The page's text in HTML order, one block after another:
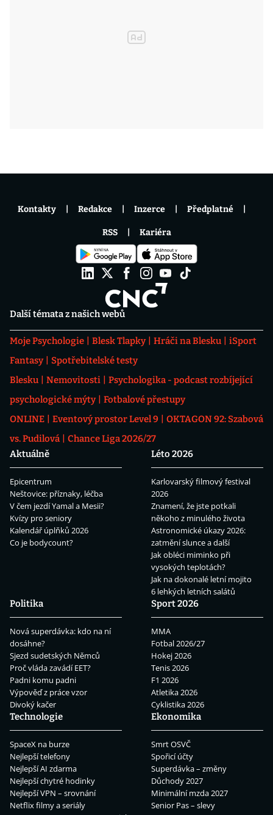
Další témata z našich webů
Moje Psychologie Blesk Tlapky Hráči na Blesku
iSport
Fantasy
Spotřebitelské testy
Blesku
Nemovitosti
Psychologika - podcast rozbíjející
psychologické mýty
Fotbalové přestupy
ONLINE
Eventový prostor Level 9
OKTAGON 92: Szabová
vs. Pudilová
Chance Liga 2026/27
Aktuálně
Epicentrum
Neštovice: příznaky, léčba
V čem jezdí Yamal a Mesii?
Kvízy pro seniory
Kalendář úplňků 2026
Co je bodycount?
Léto 2026
Karlovarský filmový festival
2026
Znamení, že jste potkali
někoho z minulého života
Astronomické úkazy 2026:
zatmění slunce a další
Jak obléci miminko při
vysokých teplotách?
Jak na dokonalé letní mojito
6 lehkých letních salátů
Politika
Nová superdávka: kdo na ní
dosáhne?
Sjezd sudetských Němců
Proč vláda zavádí EET?
Padni komu padni
Výpověď z práce vzor
Divoký kačer
Sport 2026
MMA
Fotbal 2026/27
Hokej 2026
Tenis 2026
F1 2026
Atletika 2026
Cyklistika 2026
Technologie
SpaceX na burze
Nejlepší telefony
Nejlepší AI zdarma
Nejlepší chytré hodinky
Nejlepší VPN – srovnání
Netflix filmy a seriály
Ekonomika
Smrt OSVČ
Spořicí účty
Superdávka – změny
Důchody 2027
Minimální mzda 2027
Senior Pas – slevy
Kontakty Redakce Inzerce Předplatné
RSS Kariéra